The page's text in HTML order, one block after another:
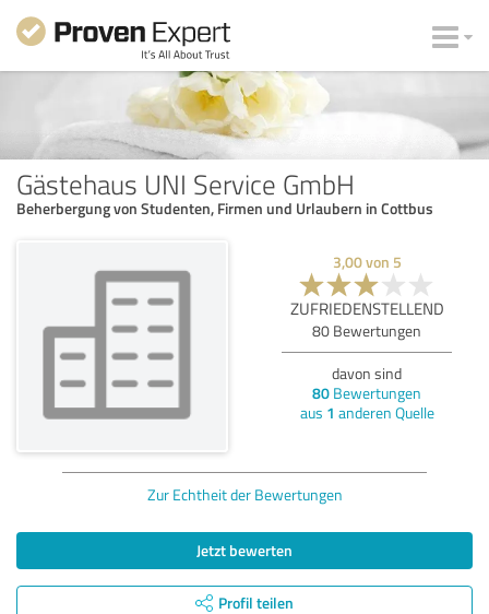
Gästehaus UNI Service GmbH
Beherbergung von Studenten, Firmen und Urlaubern in Cottbus
3,00von 5
ZUFRIEDENSTELLEND
80 Bewertungen
davon sind
80 Bewertungen
aus 1 anderen Quelle
Zur Echtheit der Bewertungen
Jetzt bewerten
Profil teilen